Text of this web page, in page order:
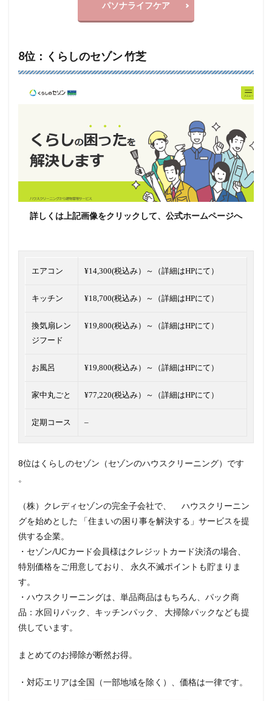
パソナライフケア
8位：くらしのセゾン 竹芝
詳しくは上記画像をクリックして、公式ホームページへ
エアコン ¥14,300(税込み）～（詳細はHPにて）
キッチン ¥18,700(税込み）～（詳細はHPにて）
換気扇レン
ジフード
¥19,800(税込み）～（詳細はHPにて）
お風呂 ¥19,800(税込み）～（詳細はHPにて）
家中丸ごと ¥77,220(税込み）～（詳細はHPにて）
定期コース –
8位はくらしのセゾン（セゾンのハウスクリーニング）です
。
（株）クレディセゾンの完全子会社で、 ハウスクリーニン
グを始めとした 「住まいの困り事を解決する」サービスを提
供する企業。
・セゾン/UCカード会員様はクレジットカード決済の場合、
特別価格をご用意しており、 永久不滅ポイントも貯まりま
す。
・ハウスクリーニングは、単品商品はもちろん、パック商
品：水回りパック、キッチンパック、 大掃除パックなども提
供しています。
まとめてのお掃除が断然お得。
・対応エリアは全国（一部地域を除く）、価格は一律です。